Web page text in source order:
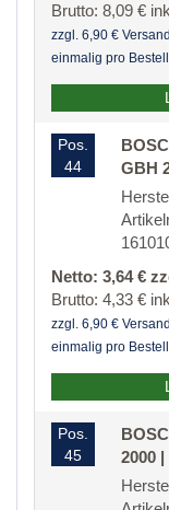
Brutto: 8,09 €
zzgl. 6,90 €
einmalig pro
Pos.
44
GBH
Netto: 3,64 €
Brutto: 4,33 €
zzgl. 6,90 €
einmalig pro
Pos.
45
2000 |